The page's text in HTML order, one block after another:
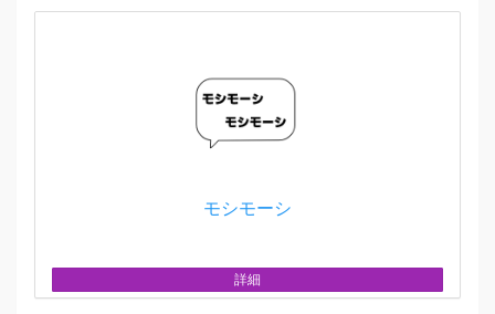
モシモーシ
詳細